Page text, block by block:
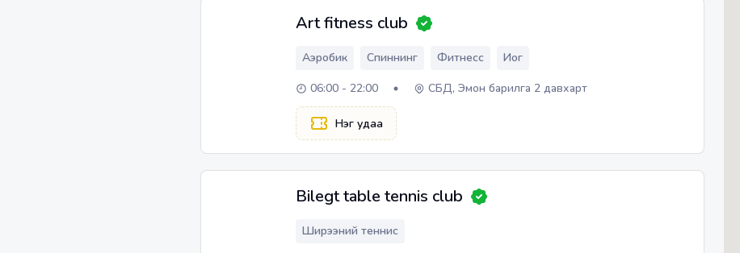
Art fitness club
Аэробик Спиннинг Фитнесс
Иог
06:00 - 22:00
СБД, Эмон барилга 2 давхарт
Нэг удаа
Bilegt table tennis club
Ширээний теннис